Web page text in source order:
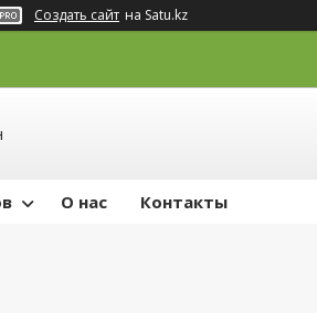
Создать сайт на Satu.kz
О нас Контакты